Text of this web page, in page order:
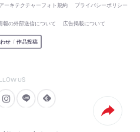
アーキテクチャーフォト規約 プライバシーポリシー
報の外部送信について 広告掲載について
せ / 作品投稿